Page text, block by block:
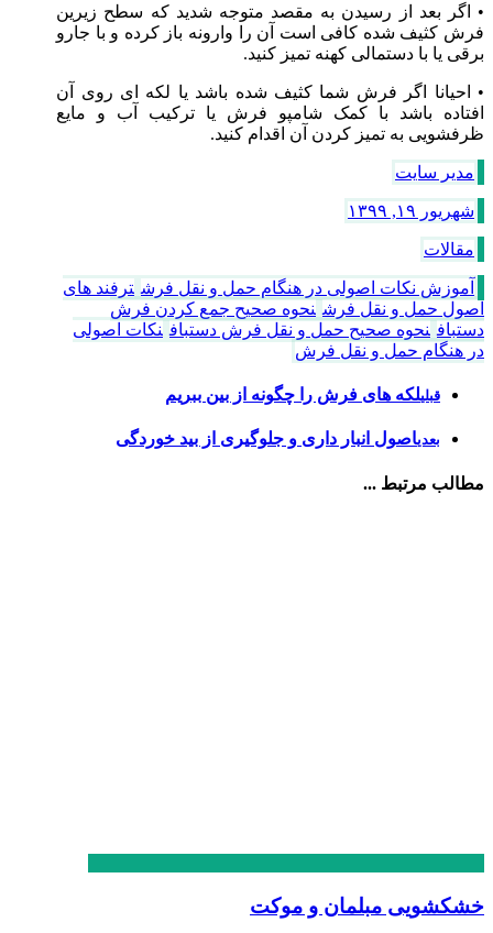
• اگر بعد از رسیدن به مقصد متوجه شدید که سطح زیرین
فرش کثیف شده کافی است آن را وارونه باز کرده و با جارو
برقی یا با دستمالی کهنه تمیز کنید.
• احیانا اگر فرش شما کثیف شده باشد یا لکه ای روی آن
افتاده باشد با کمک شامپو فرش یا ترکیب آب و مایع
ظرفشویی به تمیز کردن آن اقدام کنید.
مدیر سایت
شهریور ۱۹, ۱۳۹۹
مقالات
آموزش نکات اصولی در هنگام حمل و نقل فرش ترفند های
اصول حمل و نقل فرش نحوه صحیح جمع کردن فرش
دستباف نحوه صحیح حمل و نقل فرش دستباف نکات اصولی
در هنگام حمل و نقل فرش
قبلیلکه های فرش را چگونه از بین ببریم
بعدیاصول انبار داری و جلوگیری از بید خوردگی
مطالب مرتبط ...
خشکشویی مبلمان و موکت